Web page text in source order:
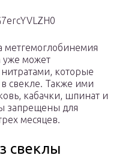
метгемоглобинемия
уже может
нитратами, которые
в свекле. Также ими
кабачки, шпинат и
запрещены для
месяцев.
свеклы